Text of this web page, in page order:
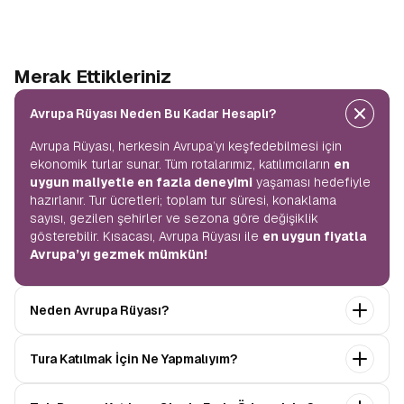
Merak Ettikleriniz
Avrupa Rüyası Neden Bu Kadar Hesaplı?
Avrupa Rüyası, herkesin Avrupa’yı keşfedebilmesi için
ekonomik turlar sunar. Tüm rotalarımız, katılımcıların en
uygun maliyetle en fazla deneyimi yaşaması hedefiyle
hazırlanır. Tur ücretleri; toplam tur süresi, konaklama
sayısı, gezilen şehirler ve sezona göre değişiklik
gösterebilir. Kısacası, Avrupa Rüyası ile en uygun fiyatla
Avrupa’yı gezmek mümkün!
Neden Avrupa Rüyası?
birçok ülkeyi keşfedin! Ekstra tur ücreti yok, tüm geziler
fiyata dahil.Profesyonel kokartlı rehberler,konforlu
ile Avrupa’yı en keyifli
Tura Katılmak İçin Ne Yapmalıyım?